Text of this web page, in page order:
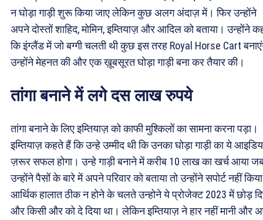
न घोड़ा गाड़ी शुरू किया जाए लेकिन कुछ अलग अंदाज़ में। फिर उन्होंने
अपने दोस्तों शाहिद, मोमिन, इम्तियाज़ और आदिल को बताया। उन्होंने
कि इंग्लैंड में जो बग्गी चलती थी कुछ इस तरह Royal Horse Cart
उन्होंने मेहनत की और एक ख़ूबसूरत घोड़ा गाड़ी बना कर तैयार की।
तांगा बनाने में लगे दस लाख रुपये
तांगा बनाने के लिए इम्तियाज़ को काफी मुश्किलों का सामना करना पड़ा।
इम्तियाज़ कहते हैं कि उन्हे उम्मीद थी कि उनका घोड़ा गाड़ी का ये
ज़रूर सफल होगा। उन्हे गाड़ी बनाने में करीब 10 लाख का खर्च आया
उन्होंने पैसों के बारे में अपने परिवार को बताया तो उन्होंने सपोर्ट नहीं
आर्थिक हालात ठीक न होने के चलते उन्होने ये प्रोजेक्ट 2023 में छोड़
और किसी और को दे दिया था। लेकिन इम्तियाज़ ने हार नहीं मानी और